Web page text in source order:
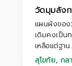
วัดมุมลัง
แผนผังของ
เดิมคงเป็น
เหลือแต่ฐาน
สุโขทัย, กล